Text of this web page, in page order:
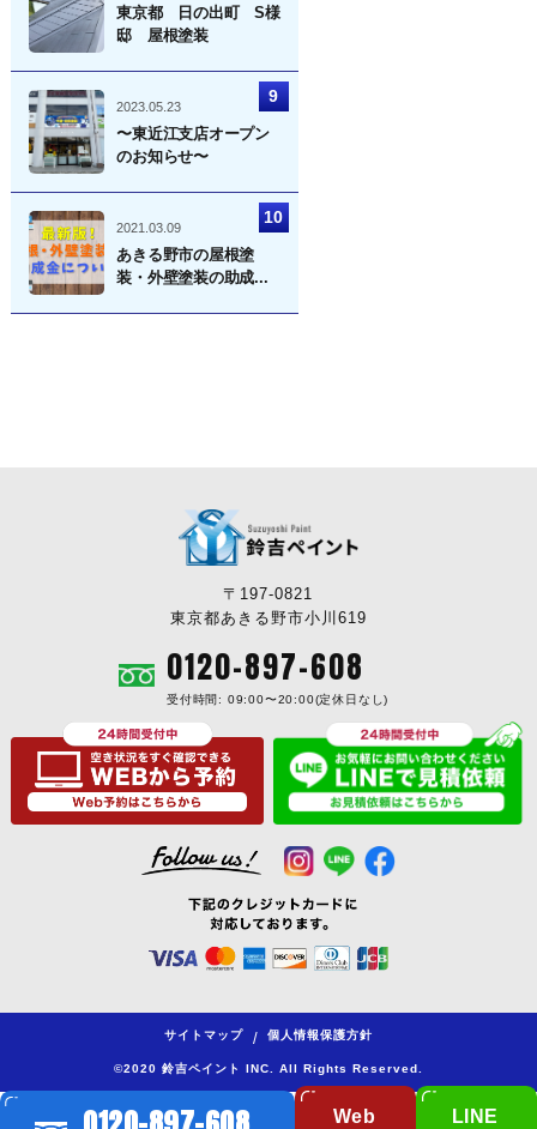
東京都 日の出町 S様
邸 屋根塗装
2023.05.23
〜東近江支店オープン
のお知らせ〜
2021.03.09
あきる野市の屋根塗
装・外壁塗装の助成...
〒197-0821
東京都あきる野市小川619
0120-897-608
受付時間: 09:00〜20:00(定休日なし)
サイトマップ / 個人情報保護方針
©2020 鈴吉ペイント INC. All Rights Reserved.
Web LINE